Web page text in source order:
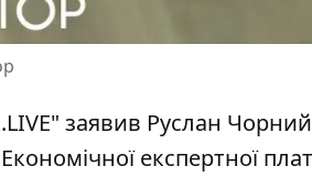
заявив Руслан
експертної